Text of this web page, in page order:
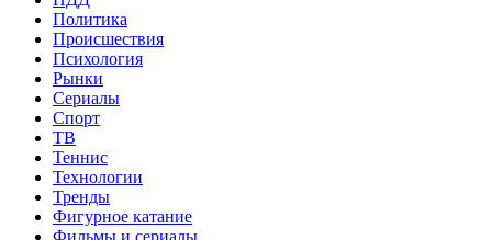
Политика
Происшествия
Психология
Рынки
Сериалы
Спорт
ТВ
Теннис
Технологии
Тренды
Фигурное катание
Фильмы и сериалы